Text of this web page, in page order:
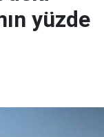
yüzde